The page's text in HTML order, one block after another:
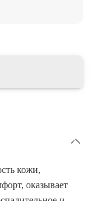
кожи,
оказывает